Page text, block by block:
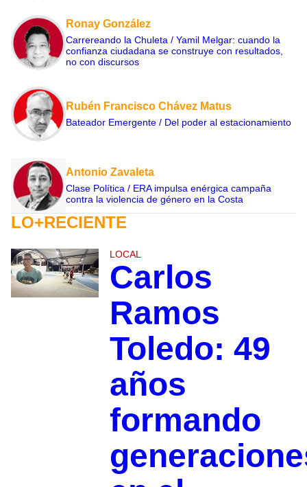
Ronay González
Carrereando la Chuleta / Yamil Melgar: cuando la
confianza ciudadana se construye con resultados,
no con discursos
Rubén Francisco Chávez Matus
Bateador Emergente / Del poder al estacionamiento
Antonio Zavaleta
Clase Política / ERA impulsa enérgica campaña
contra la violencia de género en la Costa
LO+RECIENTE
LOCAL
Carlos
Ramos
Toledo: 49
años
formando